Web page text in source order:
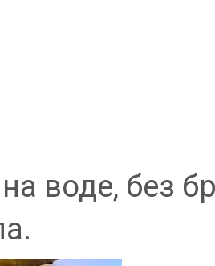
воде, без